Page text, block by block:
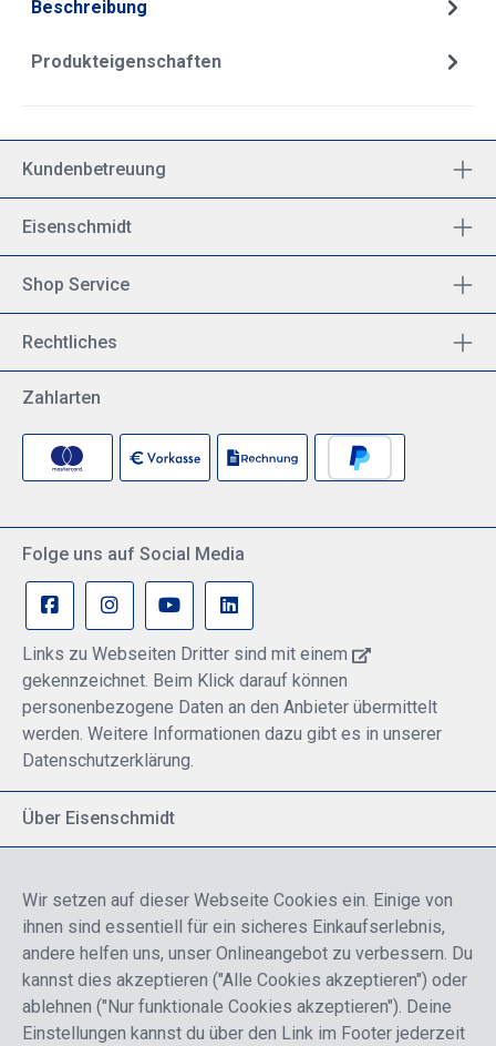
Beschreibung
Produkteigenschaften
Kundenbetreuung
Eisenschmidt
Shop Service
Rechtliches
Zahlarten
Folge uns auf Social Media
Links zu Webseiten Dritter sind mit einem
gekennzeichnet. Beim Klick darauf können
personenbezogene Daten an den Anbieter übermittelt
werden. Weitere Informationen dazu gibt es in unserer
Datenschutzerklärung.
Über Eisenschmidt
Breite Palette von Luftfahrtprodukten
Fokus auf Pilotenausbildung
Sicher einkaufen
Wir setzen auf dieser Webseite Cookies ein. Einige von
ihnen sind essentiell für ein sicheres Einkaufserlebnis,
andere helfen uns, unser Onlineangebot zu verbessern. Du
kannst dies akzeptieren ("Alle Cookies akzeptieren") oder
ablehnen ("Nur funktionale Cookies akzeptieren"). Deine
Einstellungen kannst du über den Link im Footer jederzeit